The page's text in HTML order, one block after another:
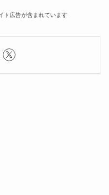
ト広告が含まれています